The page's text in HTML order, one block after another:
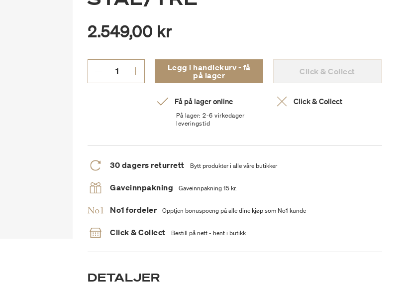
2.549,00 kr
Legg i handlekurv - få
på lager
Click & Collect
Få på lager online
På lager: 2-6 virkedager
leveringstid
Click & Collect
30 dagers returrett Bytt produkter i alle våre butikker
Gaveinnpakning Gaveinnpakning 15 kr.
No1 fordeler Opptjen bonuspoeng på alle dine kjøp som No1 kunde
Click & Collect Bestill på nett - hent i butikk
DETALJER